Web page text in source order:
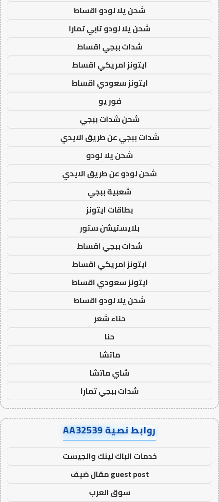
شحن يلا لودو اقساط
شحن يلا لودو تابي تمارا
شدات ببجي اقساط
ايتونز امريكي اقساط
ايتونز سعودي اقساط
فور يو
شحن شدات ببجي
شدات ببجي عن طريق الايدي
شحن يلا لودو
شحن لودو عن طريق الايدي
شعبية ببجي
بطاقات ايتونز
بلايستيشن ستور
شدات ببجي اقساط
ايتونز امريكي اقساط
ايتونز سعودي اقساط
شحن يلا لودو اقساط
حناء شعر
حنا
ماتشا
شاي ماتشا
شدات ببجي تمارا
روابط نصية AA32539
خدمات الباك لينك والجيست
guest post مقال ضيف
سوق العرب